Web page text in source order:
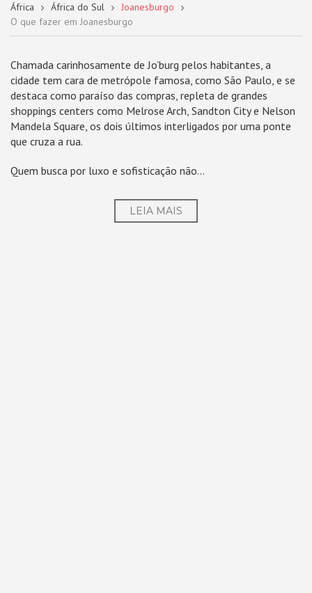
África África do Sul
Joanesburgo
O que fazer em Joanesburgo
Chamada carinhosamente de Jo’burg pelos habitantes, a
cidade tem cara de metrópole famosa, como São Paulo, e se
destaca como paraíso das compras, repleta de grandes
shoppings centers como Melrose Arch, Sandton City e Nelson
Mandela Square, os dois últimos interligados por uma ponte
que cruza a rua.
Quem busca por luxo e sofisticação não...
LEIA MAIS